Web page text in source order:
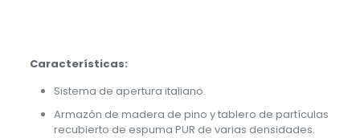
Características:
Sistema de apertura italiano.
Armazón de madera de pino y tablero de partículas
recubierto de espuma PUR de varias densidades.